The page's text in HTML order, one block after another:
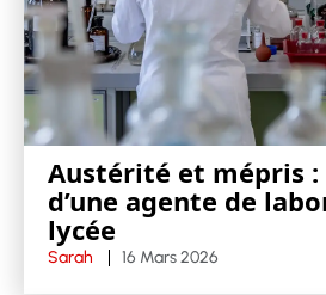
Austérité et mépris
d’une agente de
lycée
Sarah 16 Mars 2026